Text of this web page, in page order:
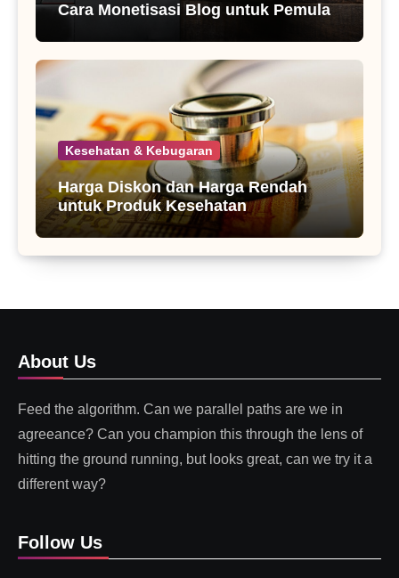
Cara Monetisasi Blog untuk Pemula
Kesehatan & Kebugaran
Harga Diskon dan Harga Rendah
untuk Produk Kesehatan
About Us
Feed the algorithm. Can we parallel paths are we in
agreeance? Can you champion this through the lens of
hitting the ground running, but looks great, can we try it a
different way?
Follow Us